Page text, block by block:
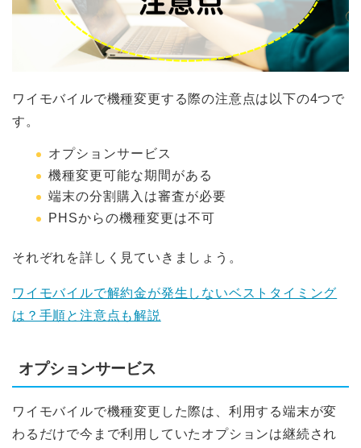
ワイモバイルで機種変更する際の注意点は以下の4つで
す。
オプションサービス
機種変更可能な期間がある
端末の分割購入は審査が必要
PHSからの機種変更は不可
それぞれを詳しく見ていきましょう。
ワイモバイルで解約金が発生しないベストタイミング
は？手順と注意点も解説
オプションサービス
ワイモバイルで機種変更した際は、利用する端末が変
わるだけで今まで利用していたオプションは継続され